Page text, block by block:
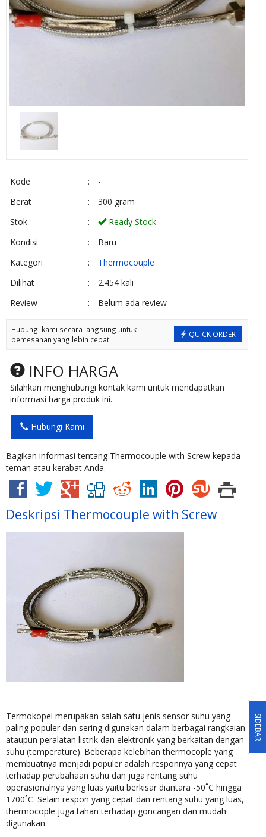
Kode :
-
Berat
:
300 gram
Stok
:
Ready Stock
Kondisi
:
Baru
Kategori
:
Thermocouple
Dilihat
:
2.454 kali
Review
: Belum ada review
QUICK ORDER
Hubungi kami secara langsung untuk
pemesanan yang lebih cepat!
INFO HARGA
Silahkan menghubungi kontak kami untuk mendapatkan
informasi harga produk ini.
Hubungi Kami
Bagikan informasi tentang Thermocouple with Screw kepada
teman atau kerabat Anda.
Deskripsi Thermocouple with Screw
Termokopel merupakan salah satu jenis sensor suhu yang
paling populer dan sering digunakan dalam berbagai rangkaian
ataupun peralatan listrik dan elektronik yang berkaitan dengan
suhu (temperature). Beberapa kelebihan thermocople yang
membuatnya menjadi populer adalah responnya yang cepat
terhadap perubahaan suhu dan juga rentang suhu
operasionalnya yang luas yaitu berkisar diantara -50˚C hingga
1700˚C. Selain respon yang cepat dan rentang suhu yang luas,
thermocople juga tahan terhadap goncangan dan mudah
digunakan.
SIDEBAR